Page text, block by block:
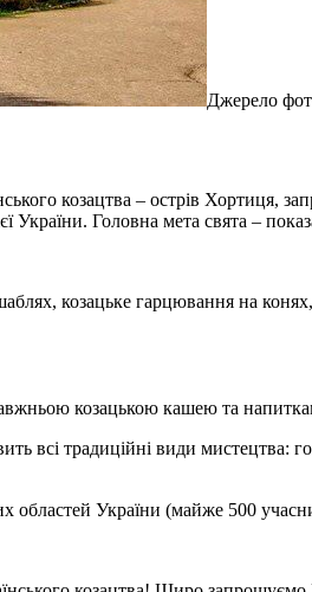
Джерело
козацтва – острів Хортиця,
Головна мета свята –
козацьке гарцювання на
козацькою кашею та
всі традиційні види мистецтва:
областей України (майже 500